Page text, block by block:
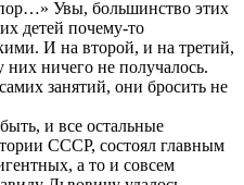
Увы, большинство этих
детей почему-то
И на второй, и на третий,
них ничего не получалось.
занятий, они бросить не
и все остальные
СССР, состоял главным
а то и совсем